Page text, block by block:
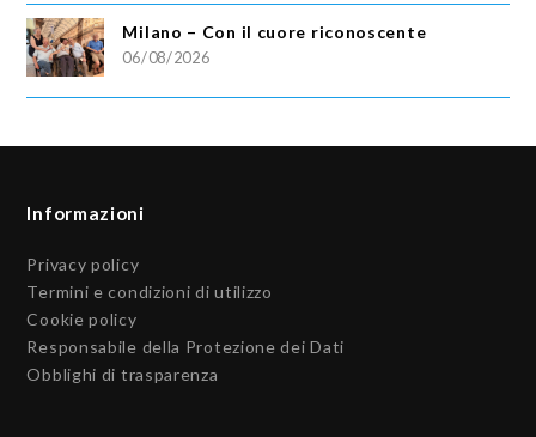
Milano – Con il cuore riconoscente
06/08/2026
Informazioni
Privacy policy
Termini e condizioni di utilizzo
Cookie policy
Responsabile della Protezione dei Dati
Obblighi di trasparenza